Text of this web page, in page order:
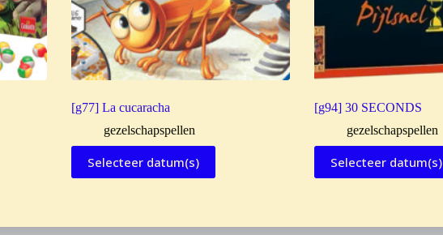
[g77] La cucaracha
gezelschapspellen
Selecteer datum(s)
[g94] 30 SECONDS
gezelschapspellen
Selecteer datum(s)